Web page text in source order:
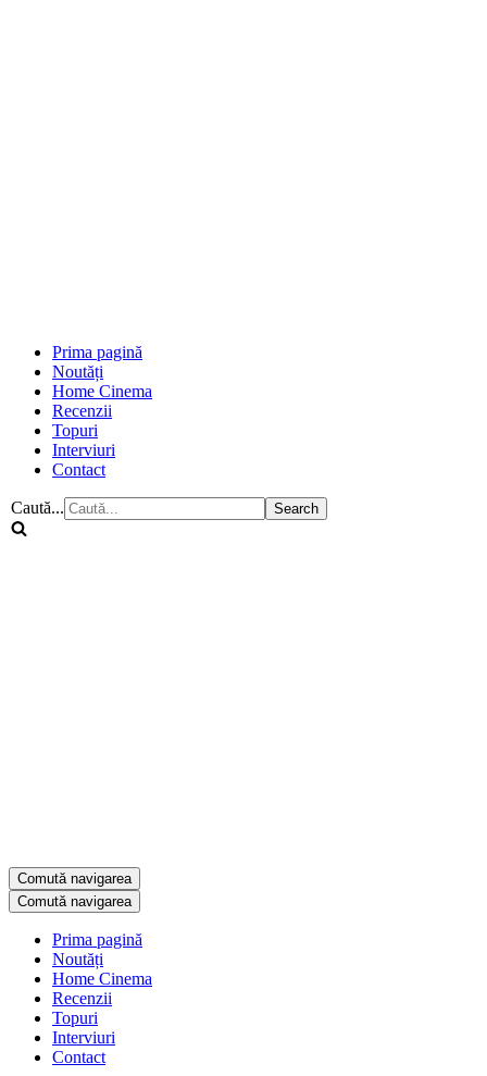
Prima pagină
Noutăți
Home Cinema
Recenzii
Topuri
Interviuri
Contact
Caută...
Comută navigarea
Comută navigarea
Prima pagină
Noutăți
Home Cinema
Recenzii
Topuri
Interviuri
Contact